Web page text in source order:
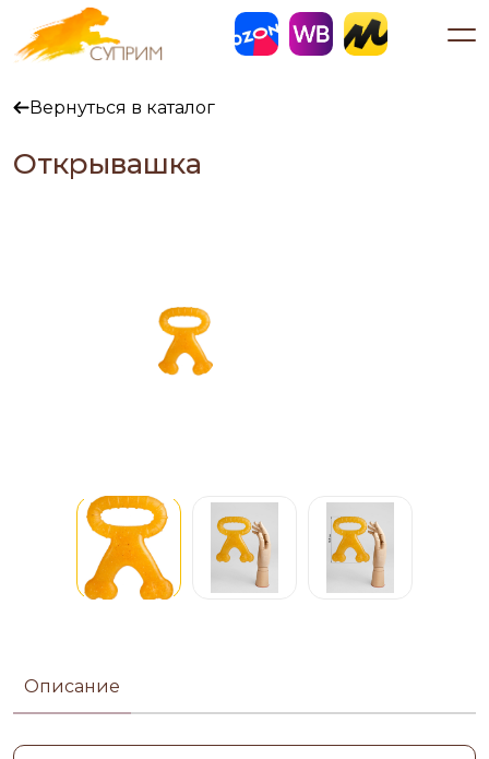
Вернуться в каталог
Открывашка
Описание